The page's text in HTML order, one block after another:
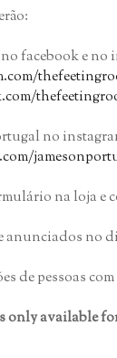
facebook e no
no
na loja e
anunciados no
de pessoas com
only available